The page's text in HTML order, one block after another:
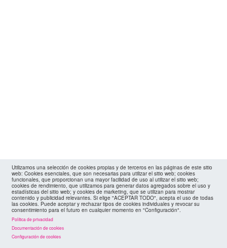
Utilizamos una selección de cookies propias y de terceros en las páginas de este sitio
web: Cookies esenciales, que son necesarias para utilizar el sitio web; cookies
funcionales, que proporcionan una mayor facilidad de uso al utilizar el sitio web;
cookies de rendimiento, que utilizamos para generar datos agregados sobre el uso y
estadísticas del sitio web; y cookies de marketing, que se utilizan para mostrar
contenido y publicidad relevantes. Si elige "ACEPTAR TODO", acepta el uso de todas
las cookies. Puede aceptar y rechazar tipos de cookies individuales y revocar su
consentimiento para el futuro en cualquier momento en "Configuración".
Política de privacidad
Documentación de cookies
Configuración de cookies